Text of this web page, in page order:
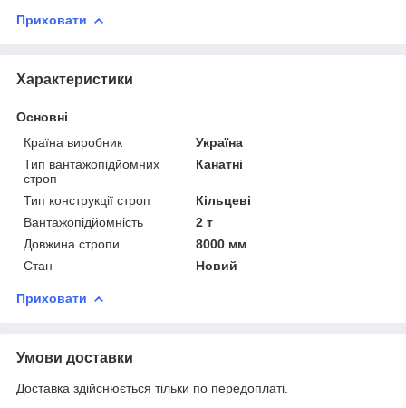
Приховати
Характеристики
Основні
Країна виробник
Україна
Тип вантажопідйомних
строп
Канатні
Тип конструкції строп
Кільцеві
Вантажопідйомність
2 т
Довжина стропи
8000 мм
Стан
Новий
Приховати
Умови доставки
Доставка здійснюється тільки по передоплаті.